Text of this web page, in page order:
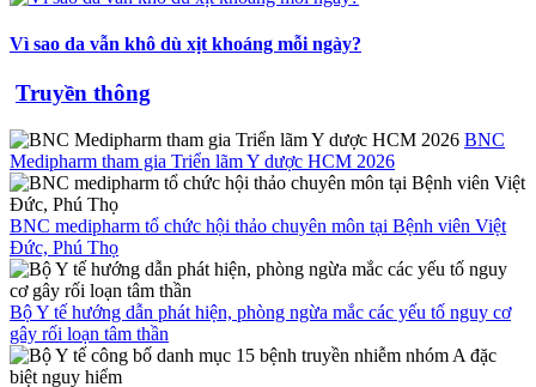
Vì sao da vẫn khô dù xịt khoáng mỗi ngày?
Truyền thông
BNC
Medipharm tham gia Triển lãm Y dược HCM 2026
BNC medipharm tổ chức hội thảo chuyên môn tại Bệnh viên Việt
Đức, Phú Thọ
Bộ Y tế hướng dẫn phát hiện, phòng ngừa mắc các yếu tố nguy cơ
gây rối loạn tâm thần